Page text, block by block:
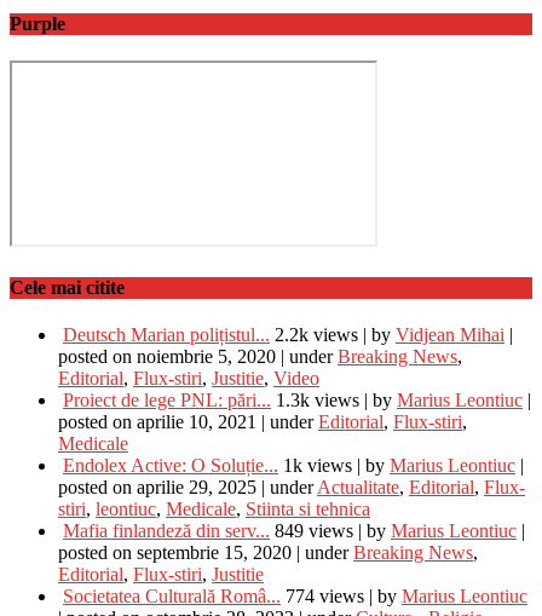
Purple
Cele mai citite
Deutsch Marian polițistul... 2.2k views | by Vidjean Mihai |
posted on noiembrie 5, 2020 | underBreaking News,
Editorial, Flux-stiri, Justitie, Video
Proiect de lege PNL: pări... 1.3k views | by Marius Leontiuc |
posted on aprilie 10, 2021 | underEditorial, Flux-stiri,
Medicale
Endolex Active: O Soluție... 1k views | by Marius Leontiuc |
posted on aprilie 29, 2025 | underActualitate, Editorial, Flux-
stiri, leontiuc, Medicale, Stiinta si tehnica
Mafia finlandeză din serv... 849 views | by Marius Leontiuc |
posted on septembrie 15, 2020 | underBreaking News,
Editorial, Flux-stiri, Justitie
Societatea Culturală Româ... 774 views | by Marius Leontiuc